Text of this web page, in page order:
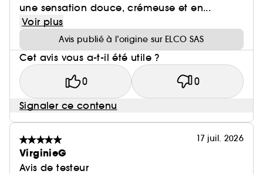
une sensation douce, crémeuse et en...
Voir plus
Avis publié à l’origine sur ELCO SAS
Cet avis vous a-t-il été utile ?
0 0
Signaler ce contenu
17 juil. 2026
VirginieG
Avis de testeur